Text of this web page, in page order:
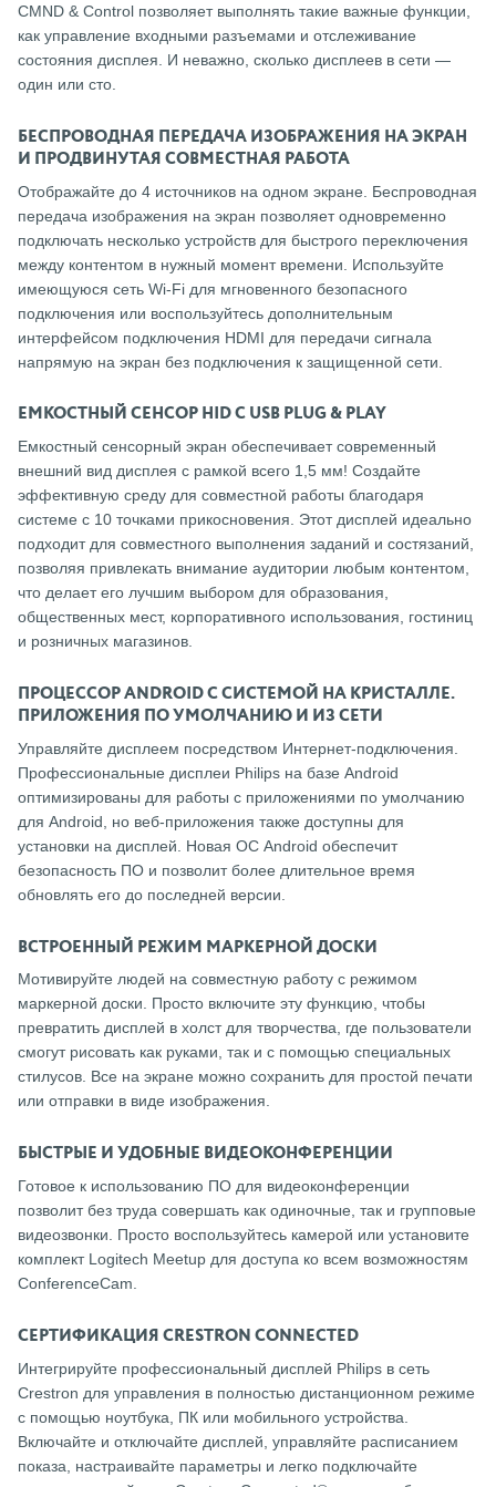
CMND & Control позволяет выполнять такие важные функции,
как управление входными разъемами и отслеживание
состояния дисплея. И неважно, сколько дисплеев в сети —
один или сто.
БЕСПРОВОДНАЯ ПЕРЕДАЧА ИЗОБРАЖЕНИЯ НА ЭКРАН
И ПРОДВИНУТАЯ СОВМЕСТНАЯ РАБОТА
Отображайте до 4 источников на одном экране. Беспроводная
передача изображения на экран позволяет одновременно
подключать несколько устройств для быстрого переключения
между контентом в нужный момент времени. Используйте
имеющуюся сеть Wi-Fi для мгновенного безопасного
подключения или воспользуйтесь дополнительным
интерфейсом подключения HDMI для передачи сигнала
напрямую на экран без подключения к защищенной сети.
ЕМКОСТНЫЙ СЕНСОР HID С USB PLUG & PLAY
Емкостный сенсорный экран обеспечивает современный
внешний вид дисплея с рамкой всего 1,5 мм! Создайте
эффективную среду для совместной работы благодаря
системе с 10 точками прикосновения. Этот дисплей идеально
подходит для совместного выполнения заданий и состязаний,
позволяя привлекать внимание аудитории любым контентом,
что делает его лучшим выбором для образования,
общественных мест, корпоративного использования, гостиниц
и розничных магазинов.
ПРОЦЕССОР ANDROID С СИСТЕМОЙ НА КРИСТАЛЛЕ.
ПРИЛОЖЕНИЯ ПО УМОЛЧАНИЮ И ИЗ СЕТИ
Управляйте дисплеем посредством Интернет-подключения.
Профессиональные дисплеи Philips на базе Android
оптимизированы для работы с приложениями по умолчанию
для Android, но веб-приложения также доступны для
установки на дисплей. Новая ОС Android обеспечит
безопасность ПО и позволит более длительное время
обновлять его до последней версии.
ВСТРОЕННЫЙ РЕЖИМ МАРКЕРНОЙ ДОСКИ
Мотивируйте людей на совместную работу с режимом
маркерной доски. Просто включите эту функцию, чтобы
превратить дисплей в холст для творчества, где пользователи
смогут рисовать как руками, так и с помощью специальных
стилусов. Все на экране можно сохранить для простой печати
или отправки в виде изображения.
БЫСТРЫЕ И УДОБНЫЕ ВИДЕОКОНФЕРЕНЦИИ
Готовое к использованию ПО для видеоконференции
позволит без труда совершать как одиночные, так и групповые
видеозвонки. Просто воспользуйтесь камерой или установите
комплект Logitech Meetup для доступа ко всем возможностям
ConferenceCam.
СЕРТИФИКАЦИЯ CRESTRON CONNECTED
Интегрируйте профессиональный дисплей Philips в сеть
Crestron для управления в полностью дистанционном режиме
с помощью ноутбука, ПК или мобильного устройства.
Включайте и отключайте дисплей, управляйте расписанием
показа, настраивайте параметры и легко подключайте